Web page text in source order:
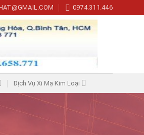
0974.311.446
Dịch Vụ Xi Mạ Kim Loại
24/7